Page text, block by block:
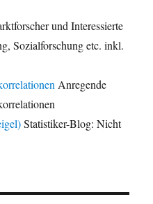
und Interessierte
Sozialforschung etc. inkl.
Anregende
Statistiker-Blog: Nicht